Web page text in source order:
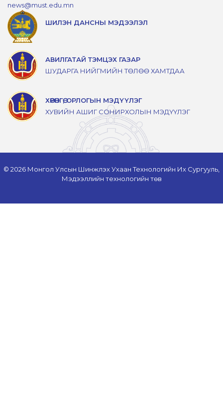
news@must.edu.mn
ШИЛЭН ДАНСНЫ МЭДЭЭЛЭЛ
АВИЛГАТАЙ ТЭМЦЭХ ГАЗАР
ШУДАРГА НИЙГМИЙН ТӨЛӨӨ ХАМТДАА
ХӨРӨНГӨ, ОРЛОГЫН МЭДҮҮЛЭГ
ХУВИЙН АШИГ СОНИРХОЛЫН МЭДҮҮЛЭГ
© 2026 Монгол Улсын Шинжлэх Ухаан Технологийн Их Сургууль,
Мэдээллийн технологийн төв